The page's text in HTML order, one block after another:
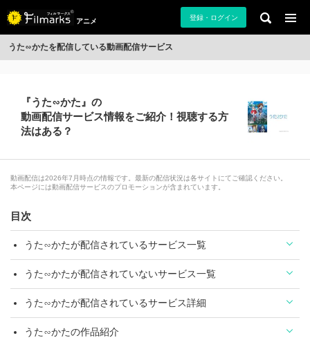
アニメ 登録・ログイン
うた∽かたを配信している動画配信サービス
『うた∽かた』の
動画配信サービス情報をご紹介！視聴する方
法はある？
動画配信は2026年7月時点の情報です。最新の配信状況は各サイトにてご確認ください。
本ページには動画配信サービスのプロモーションが含まれています。
目次
うた∽かたが配信されているサービス一覧
うた∽かたが配信されていないサービス一覧
うた∽かたが配信されているサービス詳細
うた∽かたの作品紹介